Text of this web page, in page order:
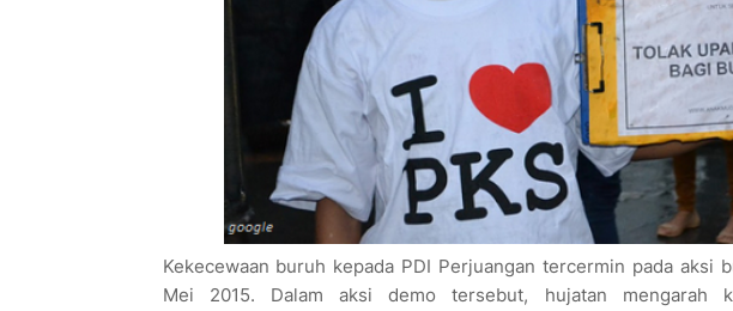
Kekecewaan buruh kepada PDI Perjuangan tercermin pada aksi
Mei 2015. Dalam aksi demo tersebut, hujatan mengarah